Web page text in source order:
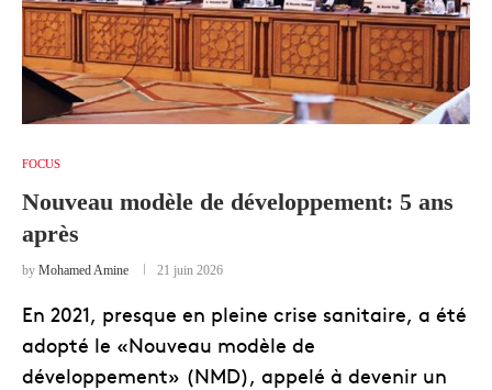
FOCUS
Nouveau modèle de développement: 5 ans
après
by Mohamed Amine 21 juin 2026
En 2021, presque en pleine crise sanitaire, a été
adopté le «Nouveau modèle de
développement» (NMD), appelé à devenir un